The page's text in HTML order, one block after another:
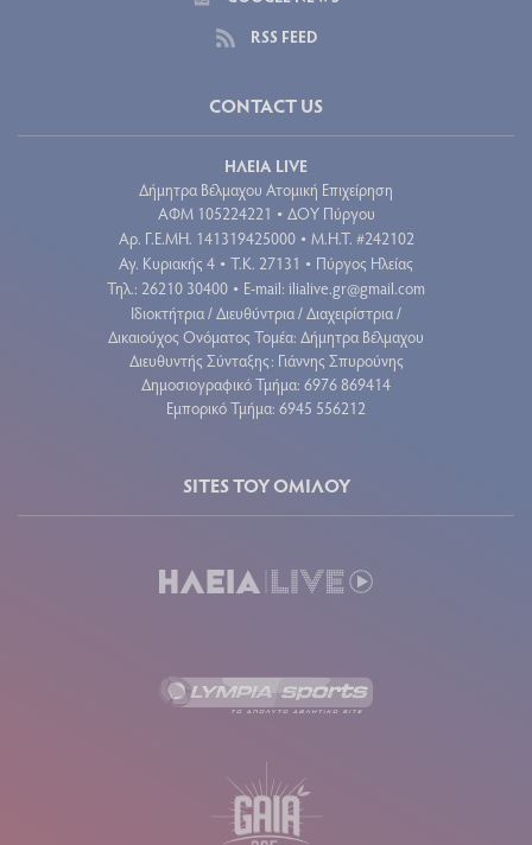
RSS FEED
CONTACT US
ΗΛΕΙΑ LIVE
Δήμητρα Βέλμαχου Ατομική Επιχείρηση
ΑΦΜ 105224221 • ΔΟΥ Πύργου
Aρ. Γ.Ε.ΜΗ. 141319425000 • Μ.Η.Τ. #242102
Αγ. Κυριακής 4 • Τ.Κ. 27131 • Πύργος Ηλείας
Τηλ.: 26210 30400 • E-mail: ilialive.gr@gmail.com
Ιδιοκτήτρια / Διευθύντρια / Διαχειρίστρια /
Δικαιούχος Ονόματος Τομέα: Δήμητρα Βέλμαχου
Διευθυντής Σύνταξης: Γιάννης Σπυρούνης
Δημοσιογραφικό Τμήμα: 6976 869414
Εμπορικό Τμήμα: 6945 556212
SITES ΤΟΥ ΟΜΙΛΟΥ